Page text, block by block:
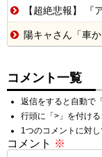
【超絶悲報】 『
陽キャさん「車からロケッ
コメント一覧
返信をすると自動で
行頭に「>」を付ける
1つのコメントに対
コメント ※